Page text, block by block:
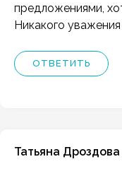
предложениями,
Никакого уважения
ОТВЕТИТЬ
Татьяна Дроздова